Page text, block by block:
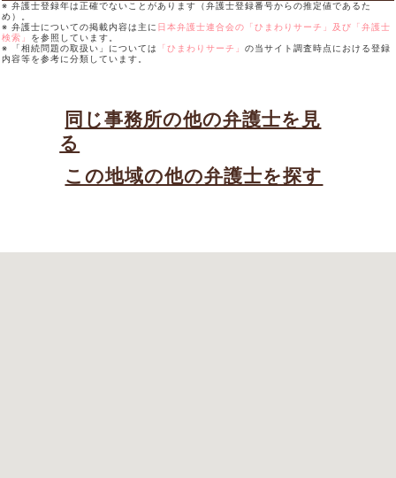
※ 弁護士登録年は正確でないことがあります（弁護士登録番号からの推定値であるた
め）。
※ 弁護士についての掲載内容は主に 日本弁護士連合会の「ひまわりサーチ」及び「弁護士
検索」 を参照しています。
※ 「相続問題の取扱い」については
「ひまわりサーチ」 の当サイト調査時点における登録
内容等を参考に分類しています。
同じ事務所の他の弁護士を見
る
この地域の他の弁護士を探す